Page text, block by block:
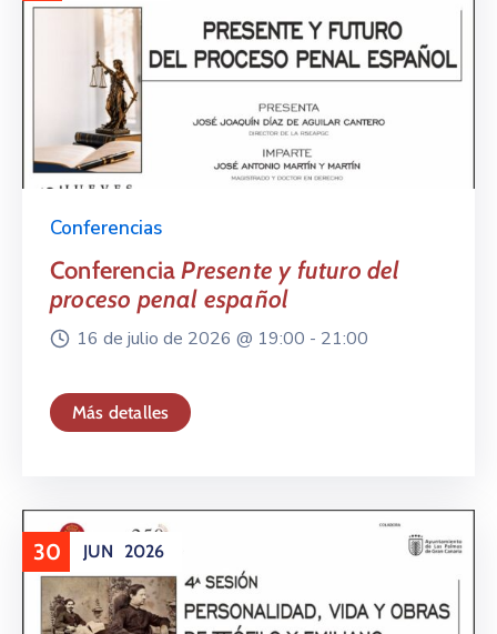
Conferencias
ConferenciaPresente y futuro del
proceso penal español
16 de julio de 2026 @ 19:00 - 21:00
Más detalles
30 JUN 2026